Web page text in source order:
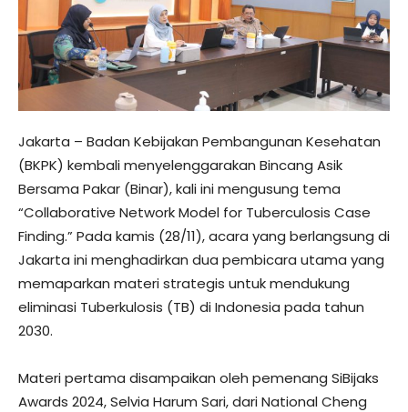
Jakarta – Badan Kebijakan Pembangunan Kesehatan
(BKPK) kembali menyelenggarakan Bincang Asik
Bersama Pakar (Binar), kali ini mengusung tema
“Collaborative Network Model for Tuberculosis Case
Finding.” Pada kamis (28/11), acara yang berlangsung di
Jakarta ini menghadirkan dua pembicara utama yang
memaparkan materi strategis untuk mendukung
eliminasi Tuberkulosis (TB) di Indonesia pada tahun
2030.
Materi pertama disampaikan oleh pemenang SiBijaks
Awards 2024, Selvia Harum Sari, dari National Cheng